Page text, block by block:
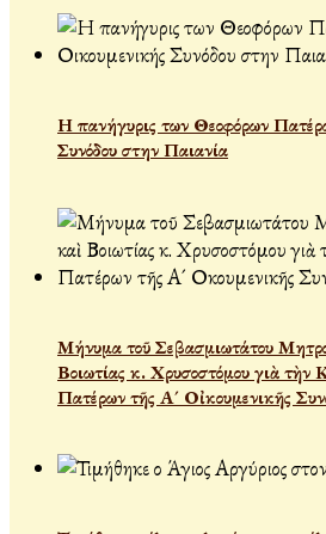
Η πανήγυρις των Θεοφόρων
Συνόδου στην Παιανία
Μήνυμα τοῦ Σεβασμιωτάτου
Βοιωτίας κ. Χρυσοστόμου γιὰ τὴν
Πατέρων τῆς Α´ Οἰκουμενικῆς